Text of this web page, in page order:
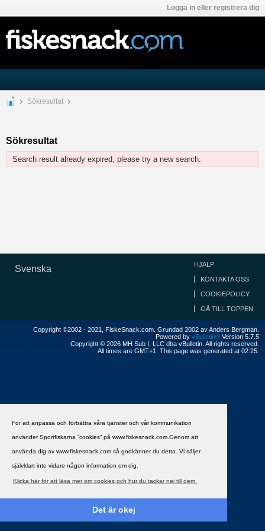
För att anpassa och förbättra våra tjänster och vår kommunikation
använder Sportfiskarna ”cookies” på www.fiskesnack.com.Genom att
använda dig av www.fiskesnack.com så godkänner du detta. Vi säljer
självklart inte vidare någon information om dig.
Klicka här för att läsa mer om cookies och hur du tackar nej till dem.
Det är okej
Logga in eller registrera dig
Sökresultat
Sökresultat
Search result already expired, please try a new search.
Svenska HJÄLP
KONTAKTA OSS
COOKIEPOLICY
GÅ TILL TOPPEN
Copyright ©2002 - 2021, FiskeSnack.com. Grundad 2002 av Anders Bergman.
Powered by vBulletin® Version 5.7.5
Copyright © 2026 MH Sub I, LLC dba vBulletin. All rights reserved.
All times are GMT+1. This page was generated at 02:25.